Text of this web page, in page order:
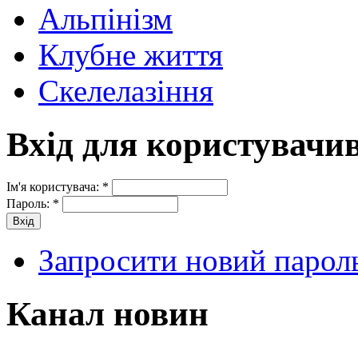
Альпінізм
Клубне життя
Скелелазіння
Вхід для
Ім'я користувача: *
Пароль: *
Запросити новий
Канал новин